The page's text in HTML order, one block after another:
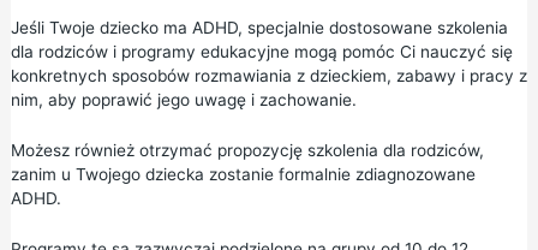
Jeśli Twoje dziecko ma ADHD, specjalnie dostosowane szkolenia
dla rodziców i programy edukacyjne mogą pomóc Ci nauczyć się
konkretnych sposobów rozmawiania z dzieckiem, zabawy i pracy z
nim, aby poprawić jego uwagę i zachowanie.
Możesz również otrzymać propozycję szkolenia dla rodziców,
zanim u Twojego dziecka zostanie formalnie zdiagnozowane
ADHD.